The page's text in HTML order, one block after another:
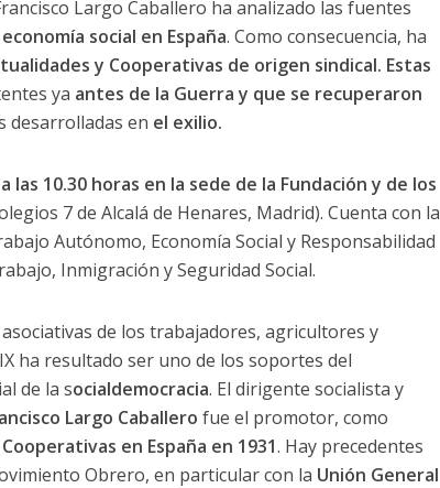
Largo Caballero ha analizado las fuentes
social en España. Como consecuencia, ha
y Cooperativas de origen sindical. Estas
ya antes de la Guerra y que se recuperaron
desarrolladas en el exilio.
las 10.30 horas en la sede de la Fundación y de los
7 de Alcalá de Henares, Madrid). Cuenta con la
Autónomo, Economía Social y Responsabilidad
Inmigración y Seguridad Social.
de los trabajadores, agricultores y
ha resultado ser uno de los soportes del
de la socialdemocracia. El dirigente socialista y
Largo Caballero fue el promotor, como
en España en 1931. Hay precedentes
Obrero, en particular con la Unión General